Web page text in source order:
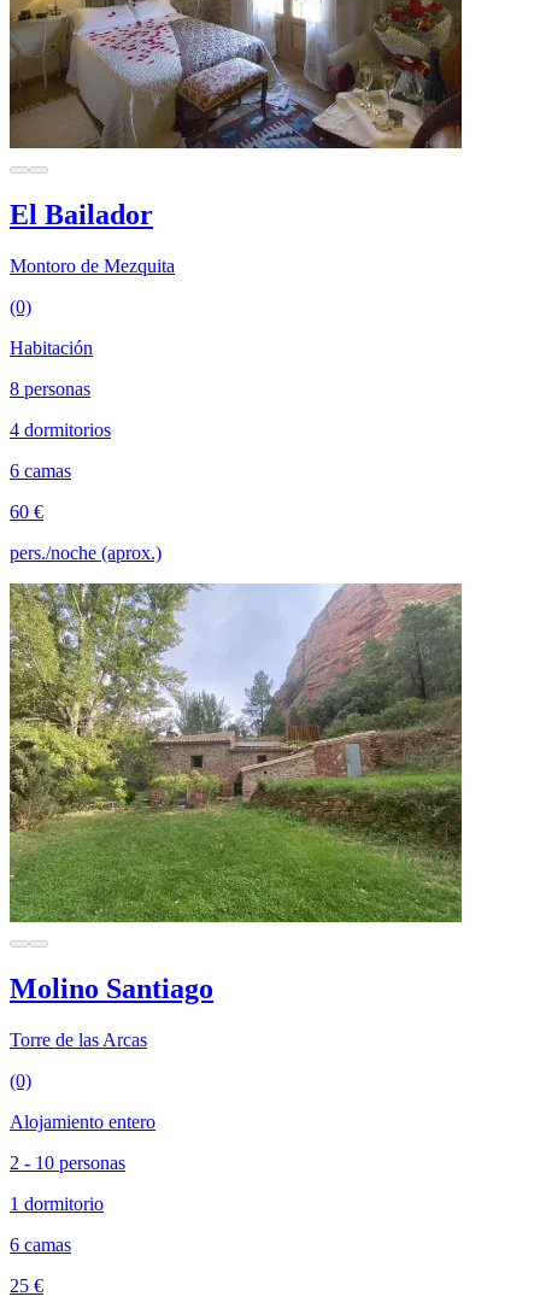
El Bailador
Montoro de Mezquita
(0)
Habitación
8 personas
4 dormitorios
6 camas
60 €
pers./noche (aprox.)
Molino Santiago
Torre de las Arcas
(0)
Alojamiento entero
2 - 10 personas
1 dormitorio
6 camas
25 €